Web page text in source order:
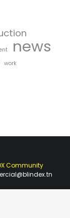
news
work
Community